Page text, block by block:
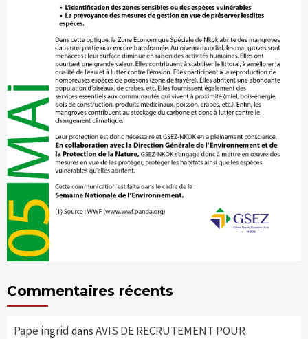
Commentaires récents
Pape ingrid dans AVIS DE RECRUTEMENT POUR